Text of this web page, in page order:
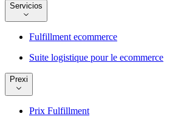
Servicios
Fulfillment ecommerce
Suite logistique pour le ecommerce
Prexi
Prix Fulfillment